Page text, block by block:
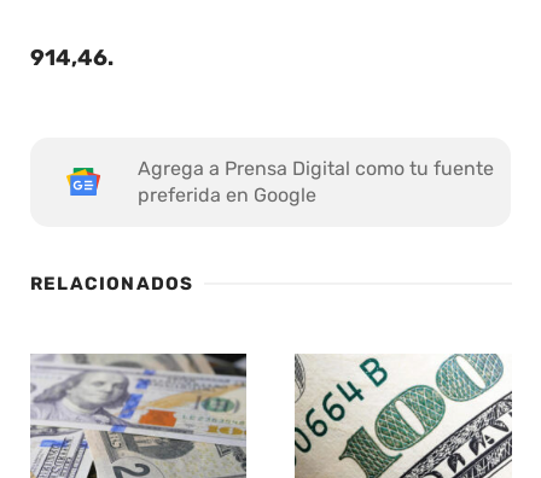
914,46.
Agrega a Prensa Digital como tu fuente
preferida en Google
RELACIONADOS